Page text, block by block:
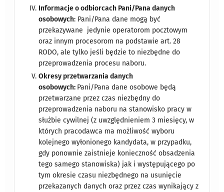
Informacje o odbiorcach Pani/Pana danych
osobowych: Pani/Pana dane mogą być
przekazywane jedynie operatorom pocztowym
oraz innym procesorom na podstawie art. 28
RODO, ale tylko jeśli będzie to niezbędne do
przeprowadzenia procesu naboru.
Okresy przetwarzania danych
osobowych: Pani/Pana dane osobowe będą
przetwarzane przez czas niezbędny do
przeprowadzenia naboru na stanowisko pracy w
służbie cywilnej (z uwzględnieniem 3 miesięcy, w
których pracodawca ma możliwość wyboru
kolejnego wyłonionego kandydata, w przypadku,
gdy ponownie zaistnieje konieczność obsadzenia
tego samego stanowiska) jak i występującego po
tym okresie czasu niezbędnego na usunięcie
przekazanych danych oraz przez czas wynikający z